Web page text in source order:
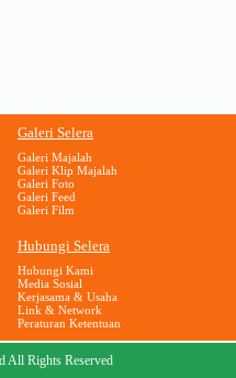
Galeri Selera
Galeri Majalah
Galeri Klip Majalah
Galeri Foto
Galeri Feed
Galeri Film
Hubungi Selera
Hubungi Kami
Media Sosial
Kerjasama & Usaha
Link & Network
Peraturan Ketentuan
All Rights Reserved